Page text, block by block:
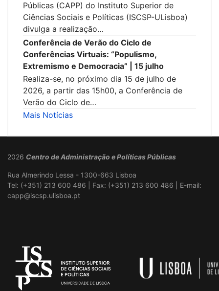
Públicas (CAPP) do Instituto Superior de
Ciências Sociais e Políticas (ISCSP-ULisboa)
divulga a realização…
Conferência de Verão do Ciclo de
Conferências Virtuais: “Populismo,
Extremismo e Democracia” | 15 julho
Realiza-se, no próximo dia 15 de julho de
2026, a partir das 15h00, a Conferência de
Verão do Ciclo de…
Mais Notícias
2026 Centro de Administração e Políticas Públicas
Rua Almerindo Lessa - 1300-663 Lisboa
Tel: (+351) 213 600 486 | Fax: (+351) 213 600 486 | E-mail:
capp@iscsp.ulisboa.pt